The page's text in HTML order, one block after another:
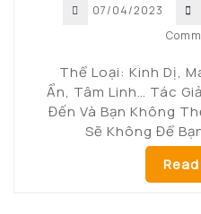
07/04/2023
Thể Loại: Kinh Dị,
Ẩn, Tâm Linh… Tác
Đến Và Bạn Không
Sẽ Không Để